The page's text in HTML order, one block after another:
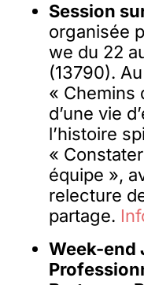
Session
organisée
we du 22
(13790).
« Chemins
d’une vie
l’histoire
«
équipe »,
relecture
partage.
Week-end